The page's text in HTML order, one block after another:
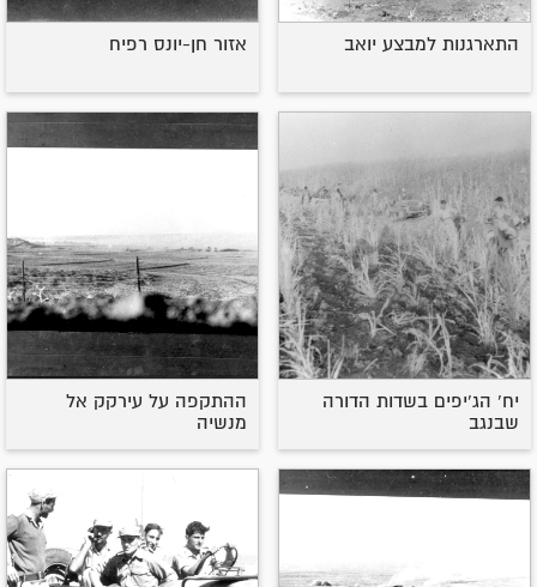
התארגנות למבצע יואב אזור חן-יונס רפיח
יח' הג'יפים בשדות הדורה
שבנגב
ההתקפה על עירקק אל
מנשיה